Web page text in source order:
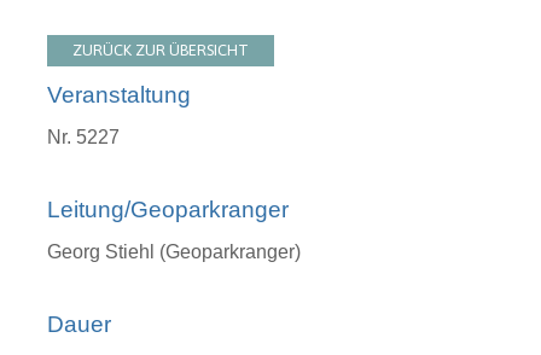
ZURÜCK ZUR ÜBERSICHT
Veranstaltung
Nr. 5227
Leitung/Geoparkranger
Georg Stiehl (Geoparkranger)
Dauer